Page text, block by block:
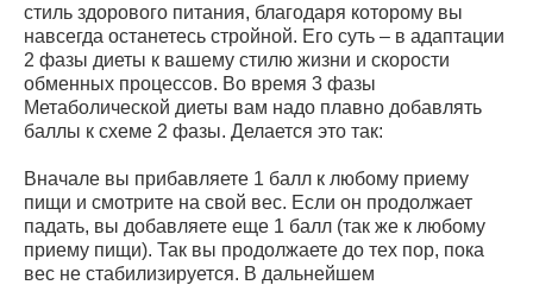
стиль здорового питания, благодаря которому вы
навсегда останетесь стройной. Его суть – в адаптации
2 фазы диеты к вашему стилю жизни и скорости
обменных процессов. Во время 3 фазы
Метаболической диеты вам надо плавно добавлять
баллы к схеме 2 фазы. Делается это так:
Вначале вы прибавляете 1 балл к любому приему
пищи и смотрите на свой вес. Если он продолжает
падать, вы добавляете еще 1 балл (так же к любому
приему пищи). Так вы продолжаете до тех пор, пока
вес не стабилизируется. В дальнейшем